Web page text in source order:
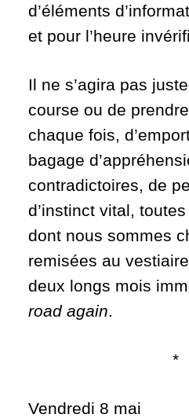
d’éléments
et pour l’heure
Il ne s’agira pas
course ou de
chaque fois,
bagage
contradictoires, de
d’instinct vital,
dont nous sommes
remisées au
deux longs mois
road again.
*
Vendredi 8 mai